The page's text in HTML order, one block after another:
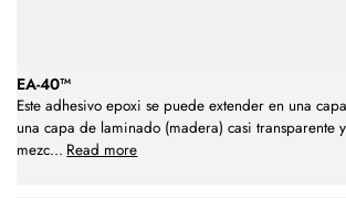
EA-40™
Este adhesivo epoxi se puede extender en una
una capa de laminado (madera) casi transparente
mezc... Read more